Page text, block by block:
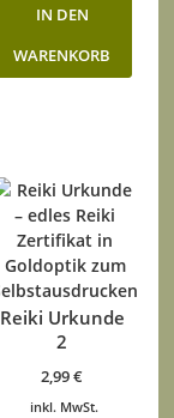
IN DEN
WARENKORB
Reiki Urkunde
2
2,99€
inkl. MwSt.